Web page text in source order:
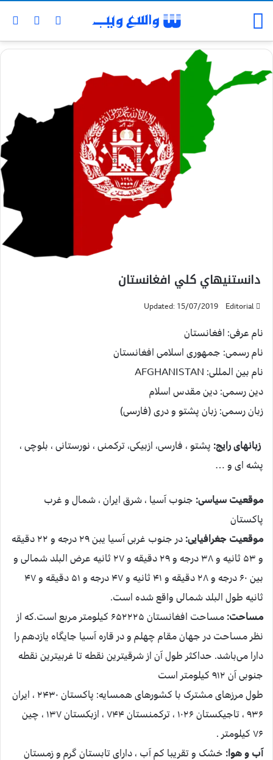
دانستنيهاي كلي افغانستان
Editorial
Updated: 15/07/2019
نام عرفی: افغانستان
نام رسمی: جمهوری اسلامی افغانستان
نام بین المللی: AFGHANISTAN
دین رسمی: دین مقدس اسلام
زبان رسمی: زبان پشتو و دری (فارسی)
زبانهای رایج: پشتو ، فارسی، ازبیکی، ترکمنی ، نورستانی ، بلوچی ،
پشه ای و …
موقعیت سیاسی: جنوب آسیا ، شرق ایران ، شمال و غرب
پاکستان
موقعیت جغرافیایی:
در جنوب غربی آسیا یبن ۲۹ درجه و ۲۲ دقیقه
و ۵۳ ثانیه و ۳۸ درجه و ۲۹ دقیقه و ۲۷ ثانیه عرض البلد شمالی و
بین ۶۰ درجه و ۲۸ دقیقه و ۴۱ ثانیه و ۴۷ درجه و ۵۱ دقیقه و ۴۷
ثانیه طول البلد شمالی واقع شده است.
مساحت:
مساحت افغانستان ۶۵۲۲۲۵ کیلومتر مربع است.که از
نظر مساحت در جهان مقام چهلم و در قاره آسیا جایگاه یازدهم را
دارا می‌باشد. حداکثر طول آن از شرقی‏ترین نقطه تا غربی‏ترین نقطه
جنوبی آن ۹۱۲ کیلومتر است
طول مرزهای مشترک با کشورهای همسایه: پاکستان ۲۴۳۰ ، ایران
۹۳۶ ، تاجیکستان ۱۰۲۶ ، ترکمنستان ۷۴۴ ، ازبکستان ۱۳۷ ، چین
۷۶ کیلومتر .
آب و هوا: خشک و تقریبا کم آب ، دارای تابستان گرم و زمستان